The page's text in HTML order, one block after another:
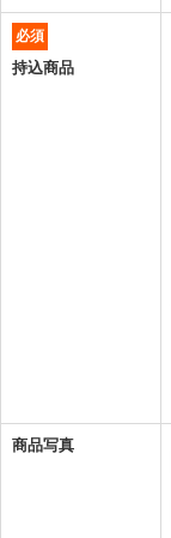
必須
持込商品
商品写真